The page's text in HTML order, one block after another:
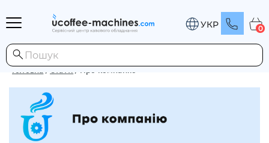
УКР 0
Головна / Статті / Про компанію